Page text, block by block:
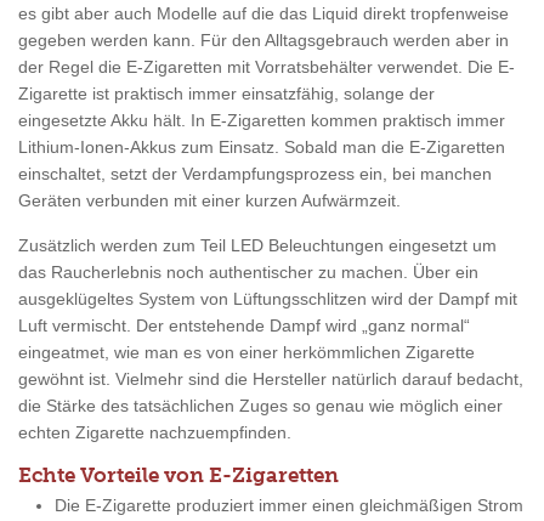
es gibt aber auch Modelle auf die das Liquid direkt tropfenweise
gegeben werden kann. Für den Alltagsgebrauch werden aber in
der Regel die E-Zigaretten mit Vorratsbehälter verwendet. Die E-
Zigarette ist praktisch immer einsatzfähig, solange der
eingesetzte Akku hält. In E-Zigaretten kommen praktisch immer
Lithium-Ionen-Akkus zum Einsatz. Sobald man die E-Zigaretten
einschaltet, setzt der Verdampfungsprozess ein, bei manchen
Geräten verbunden mit einer kurzen Aufwärmzeit.
Zusätzlich werden zum Teil LED Beleuchtungen eingesetzt um
das Raucherlebnis noch authentischer zu machen. Über ein
ausgeklügeltes System von Lüftungsschlitzen wird der Dampf mit
Luft vermischt. Der entstehende Dampf wird „ganz normal“
eingeatmet, wie man es von einer herkömmlichen Zigarette
gewöhnt ist. Vielmehr sind die Hersteller natürlich darauf bedacht,
die Stärke des tatsächlichen Zuges so genau wie möglich einer
echten Zigarette nachzuempfinden.
Echte Vorteile von E-Zigaretten
Die E-Zigarette produziert immer einen gleichmäßigen Strom